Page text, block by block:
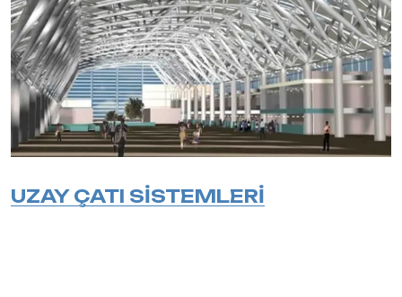
UZAY ÇATI SİSTEMLERİ